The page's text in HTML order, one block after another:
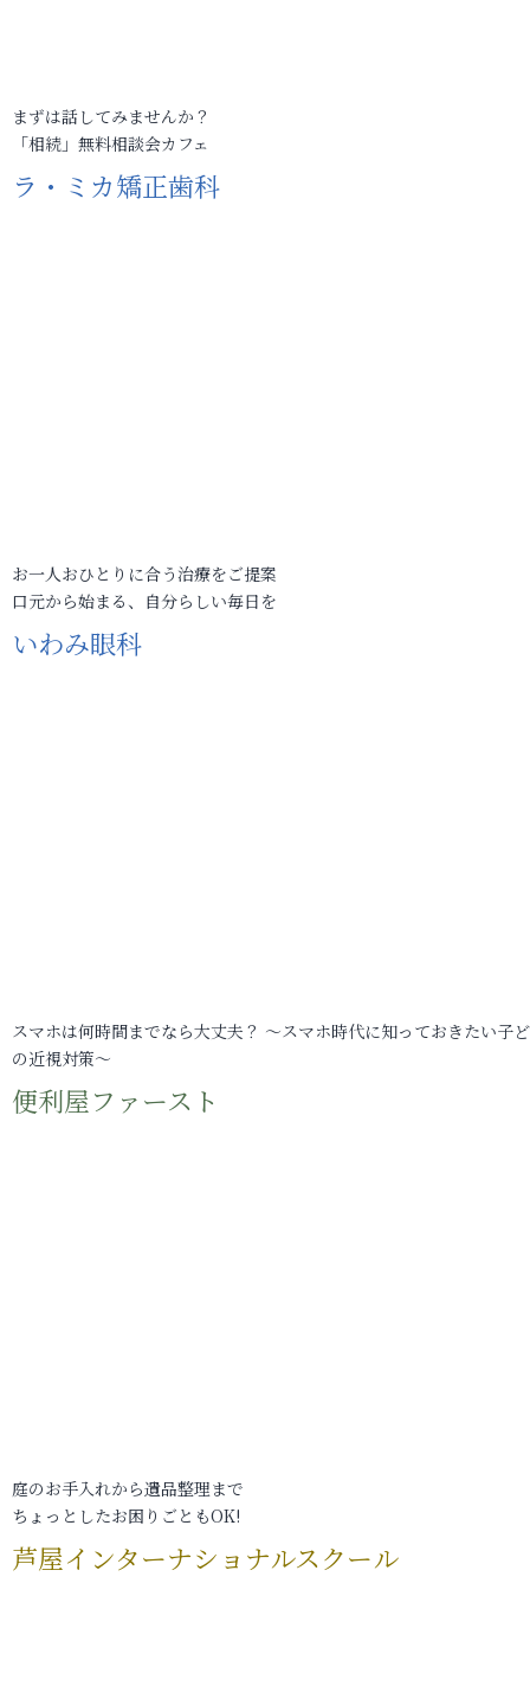
まずは話してみませんか？
「相続」無料相談会カフェ
ラ・ミカ矯正歯科
お一人おひとりに合う治療をご提案
口元から始まる、自分らしい毎日を
いわみ眼科
スマホは何時間までなら大丈夫？ ～スマホ時代に知っておきたい子
の近視対策～
便利屋ファースト
庭のお手入れから遺品整理まで
ちょっとしたお困りごともOK!
芦屋インターナショナルスクール